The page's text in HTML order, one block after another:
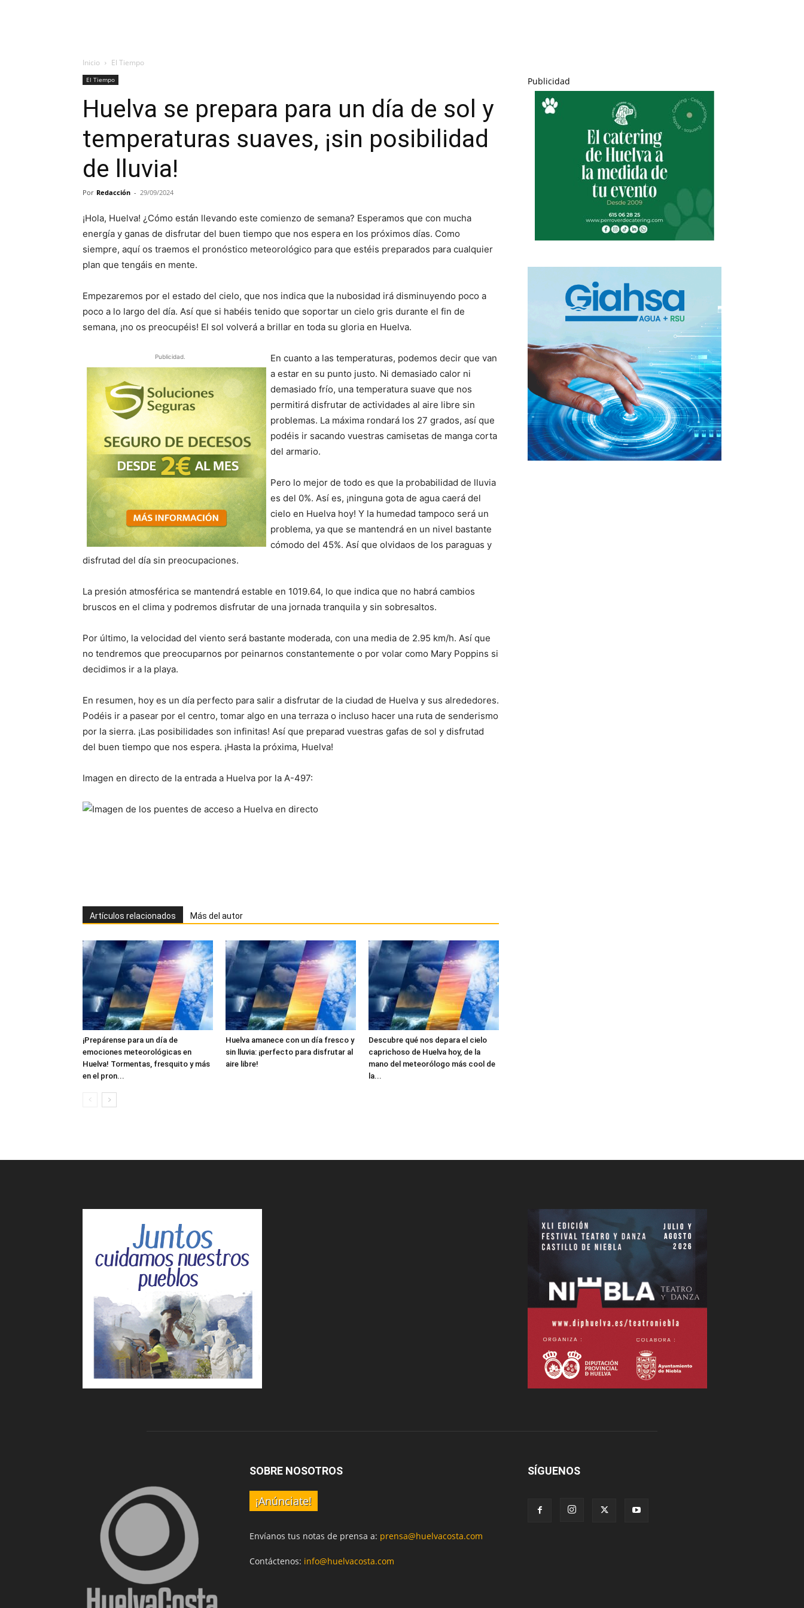
Inicio El Tiempo
El Tiempo
Huelva se prepara para un día de sol y
temperaturas suaves, ¡sin posibilidad
de lluvia!
Por Redacción - 29/09/2024
¡Hola, Huelva! ¿Cómo están llevando este comienzo de semana? Esperamos que con mucha
energía y ganas de disfrutar del buen tiempo que nos espera en los próximos días. Como
siempre, aquí os traemos el pronóstico meteorológico para que estéis preparados para cualquier
plan que tengáis en mente.
Empezaremos por el estado del cielo, que nos indica que la nubosidad irá disminuyendo poco a
poco a lo largo del día. Así que si habéis tenido que soportar un cielo gris durante el fin de
semana, ¡no os preocupéis! El sol volverá a brillar en toda su gloria en Huelva.
Publicidad.
En cuanto a las temperaturas, podemos decir que van
a estar en su punto justo. Ni demasiado calor ni
demasiado frío, una temperatura suave que nos
permitirá disfrutar de actividades al aire libre sin
problemas. La máxima rondará los 27 grados, así que
podéis ir sacando vuestras camisetas de manga corta
del armario.
Pero lo mejor de todo es que la probabilidad de lluvia
es del 0%. Así es, ¡ninguna gota de agua caerá del
cielo en Huelva hoy! Y la humedad tampoco será un
problema, ya que se mantendrá en un nivel bastante
cómodo del 45%. Así que olvidaos de los paraguas y
disfrutad del día sin preocupaciones.
La presión atmosférica se mantendrá estable en 1019.64, lo que indica que no habrá cambios
bruscos en el clima y podremos disfrutar de una jornada tranquila y sin sobresaltos.
Por último, la velocidad del viento será bastante moderada, con una media de 2.95 km/h. Así que
no tendremos que preocuparnos por peinarnos constantemente o por volar como Mary Poppins si
decidimos ir a la playa.
En resumen, hoy es un día perfecto para salir a disfrutar de la ciudad de Huelva y sus alrededores.
Podéis ir a pasear por el centro, tomar algo en una terraza o incluso hacer una ruta de senderismo
por la sierra. ¡Las posibilidades son infinitas! Así que preparad vuestras gafas de sol y disfrutad
del buen tiempo que nos espera. ¡Hasta la próxima, Huelva!
Imagen en directo de la entrada a Huelva por la A-497:
Artículos relacionados Más del autor
¡Prepárense para un día de
emociones meteorológicas en
Huelva! Tormentas, fresquito y más
en el pron...
Huelva amanece con un día fresco y
sin lluvia: ¡perfecto para disfrutar al
aire libre!
Descubre qué nos depara el cielo
caprichoso de Huelva hoy, de la
mano del meteorólogo más cool de
la...
Publicidad
SOBRE NOSOTROS
¡Anúnciate!
Envíanos tus notas de prensa a: prensa@huelvacosta.com
Contáctenos: info@huelvacosta.com
SÍGUENOS